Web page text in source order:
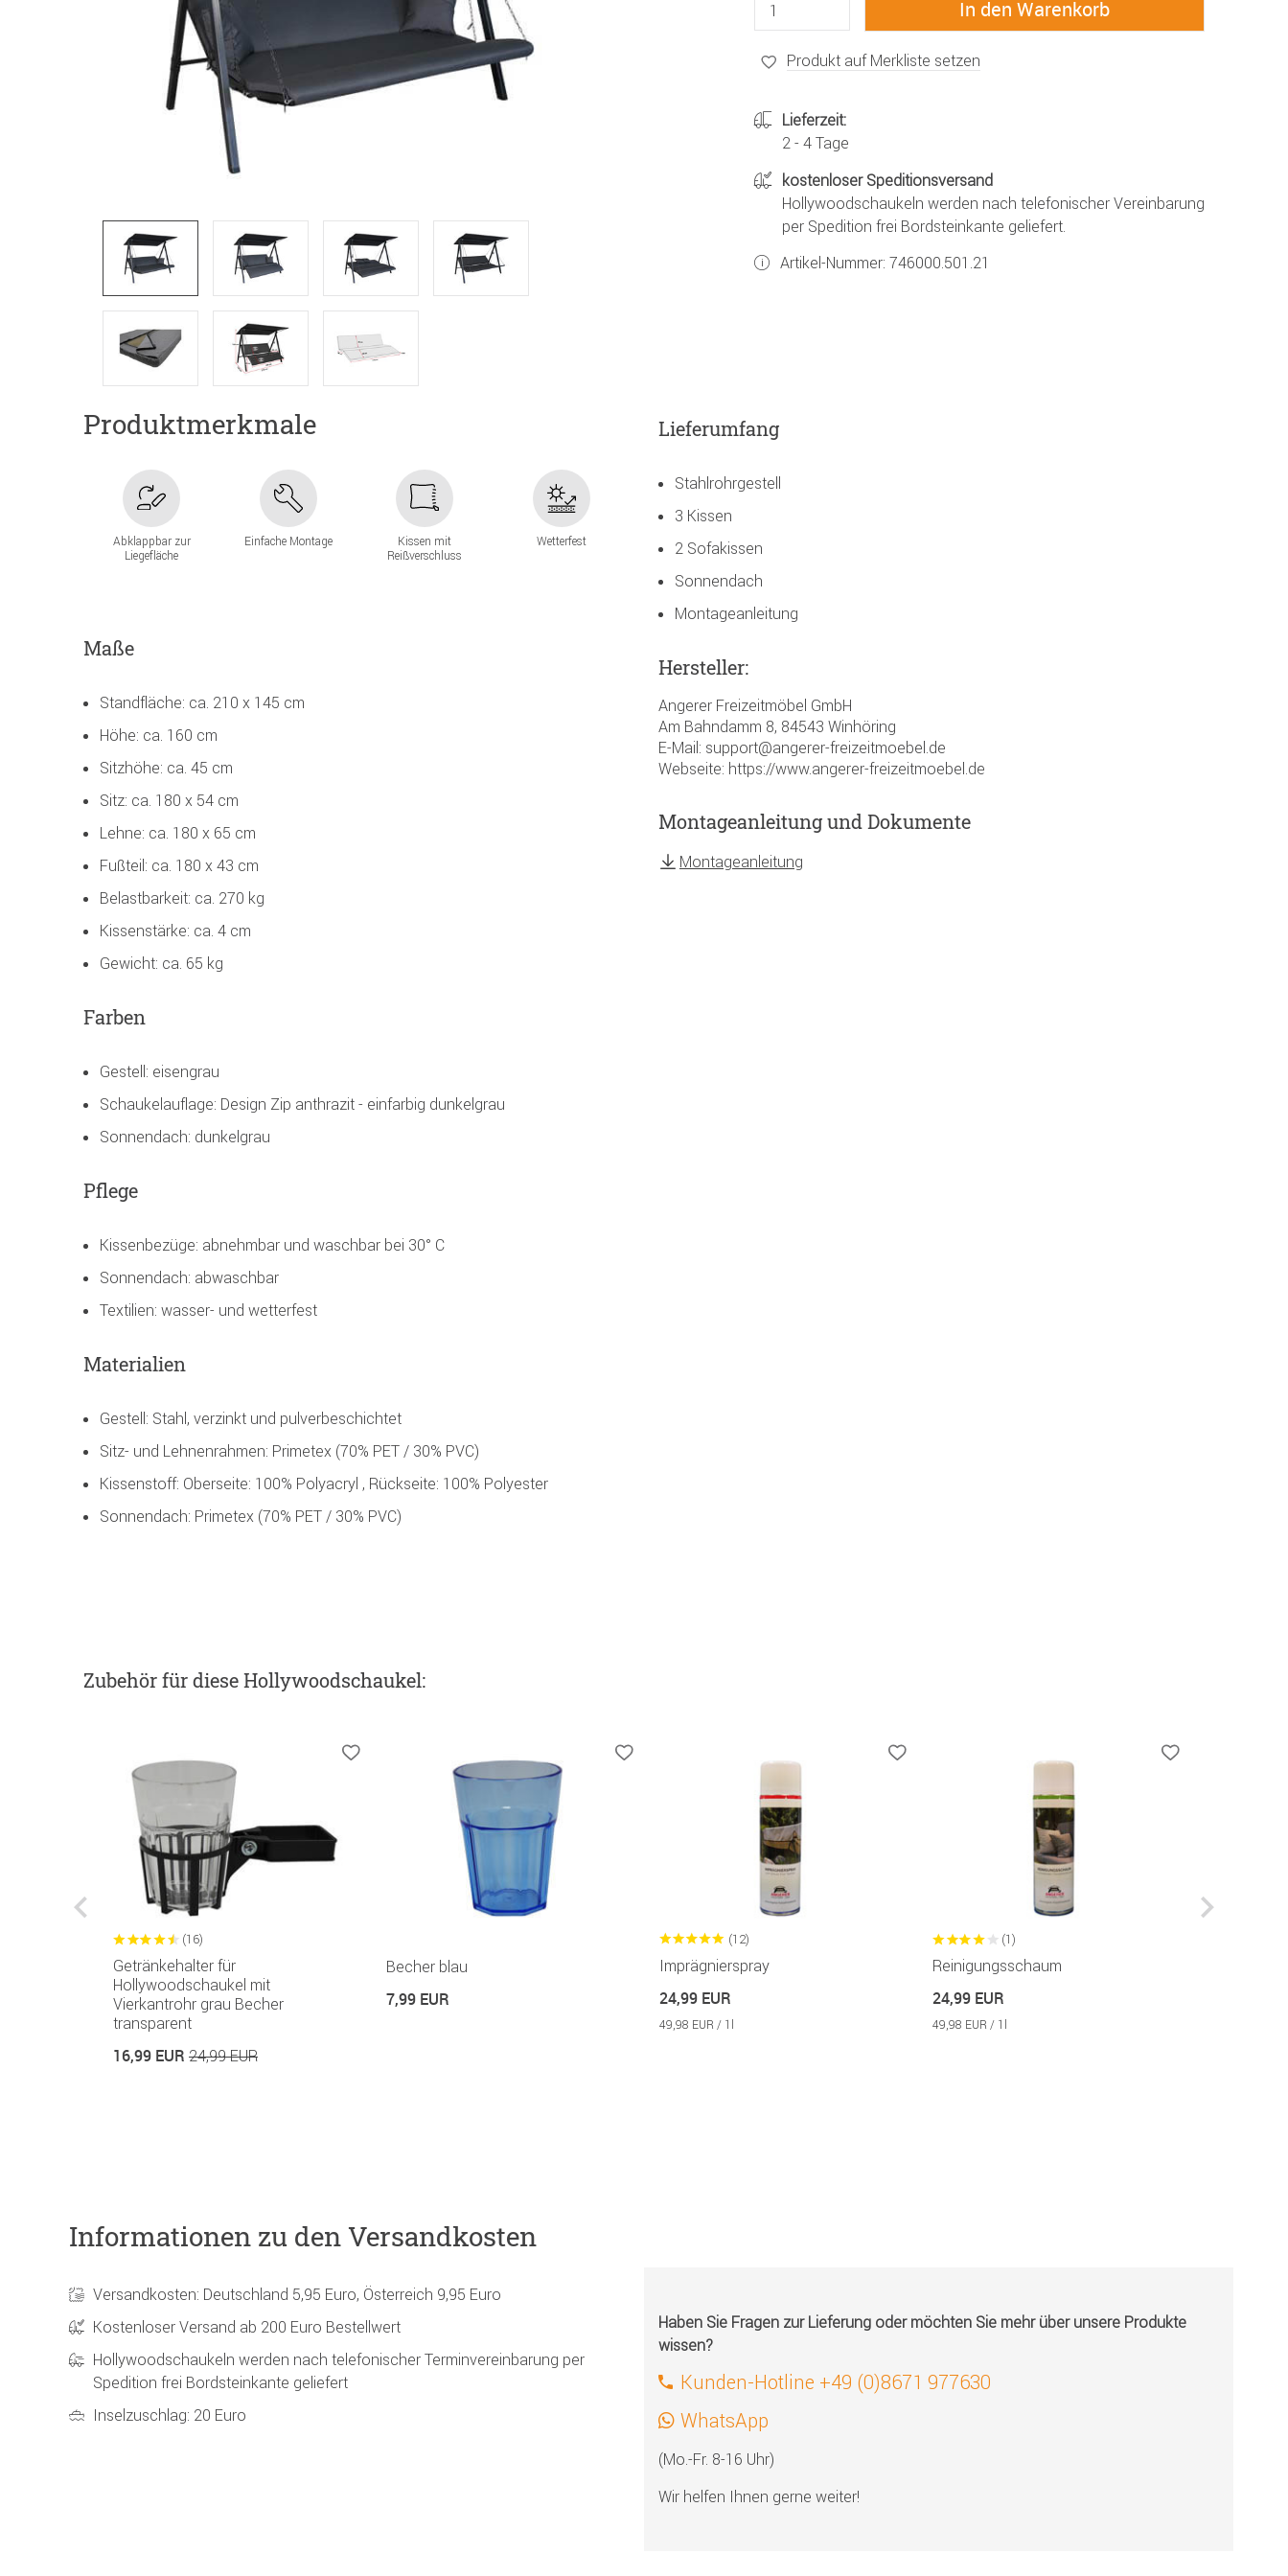
Produkt auf Merkliste setzen
Lieferzeit:
2 - 4 Tage
kostenloser Speditionsversand
Hollywoodschaukeln werden nach telefonischer Vereinbarung
per Spedition frei Bordsteinkante geliefert.
Artikel-Nummer: 746000.501.21
Produktmerkmale
Abklappbar zur
Liegefläche
Einfache Montage
Kissen mit
Reißverschluss
Wetterfest
Maße
Standfläche: ca. 210 x 145 cm
Höhe: ca. 160 cm
Sitzhöhe: ca. 45 cm
Sitz: ca. 180 x 54 cm
Lehne: ca. 180 x 65 cm
Fußteil: ca. 180 x 43 cm
Belastbarkeit: ca. 270 kg
Kissenstärke: ca. 4 cm
Gewicht: ca. 65 kg
Farben
Gestell: eisengrau
Schaukelauflage: Design Zip anthrazit - einfarbig dunkelgrau
Sonnendach: dunkelgrau
Pflege
Kissenbezüge: abnehmbar und waschbar bei 30° C
Sonnendach: abwaschbar
Textilien: wasser- und wetterfest
Materialien
Gestell: Stahl, verzinkt und pulverbeschichtet
Sitz- und Lehnenrahmen: Primetex (70% PET / 30% PVC)
Kissenstoff: Oberseite: 100% Polyacryl , Rückseite: 100% Polyester
Sonnendach: Primetex (70% PET / 30% PVC)
Lieferumfang
Stahlrohrgestell
3 Kissen
2 Sofakissen
Sonnendach
Montageanleitung
Hersteller:
Angerer Freizeitmöbel GmbH
Am Bahndamm 8, 84543 Winhöring
E-Mail: support@angerer-freizeitmoebel.de
Webseite: https://www.angerer-freizeitmoebel.de
Montageanleitung und Dokumente
Montageanleitung
Zubehörfür diese Hollywoodschaukel:
(16)
Getränkehalter für
Hollywoodschaukel mit
Vierkantrohr grau Becher
transparent
16,99 EUR 24,99 EUR
Becher blau
7,99 EUR
(12)
Imprägnierspray
24,99 EUR
49,98 EUR / 1l
(1)
Reinigungsschaum
24,99 EUR
49,98 EUR / 1l
Informationen zu den Versandkosten
Versandkosten: Deutschland 5,95 Euro, Österreich 9,95 Euro
Kostenloser Versand ab 200 Euro Bestellwert
Hollywoodschaukeln werden nach telefonischer Terminvereinbarung per
Spedition frei Bordsteinkante geliefert
Inselzuschlag: 20 Euro
Haben Sie Fragen zur Lieferung oder möchten Sie mehr über unsere Produkte
wissen?
Kunden-Hotline +49 (0)8671 977630
WhatsApp
(Mo.-Fr. 8-16 Uhr)
Wir helfen Ihnen gerne weiter!